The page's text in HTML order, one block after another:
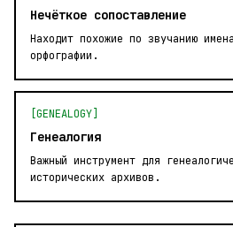
Нечёткое сопоставление
Находит похожие по звучанию
орфографии.
[GENEALOGY]
Генеалогия
Важный инструмент для
исторических архивов.